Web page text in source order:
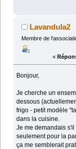
Lavandula2
Membre de
«
Bonjour,
Je cherche un
dessous
frigo - petit modèle
dans la cuisine.
Je me demandais
seulement pour la
ça me semblerait